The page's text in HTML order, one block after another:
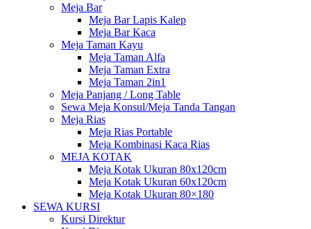
Meja Bar
Meja Bar Lapis Kalep
Meja Bar Kaca
Meja Taman Kayu
Meja Taman Alfa
Meja Taman Extra
Meja Taman 2in1
Meja Panjang / Long Table
Sewa Meja Konsul/Meja Tanda Tangan
Meja Rias
Meja Rias Portable
Meja Kombinasi Kaca Rias
MEJA KOTAK
Meja Kotak Ukuran 80x120cm
Meja Kotak Ukuran 60x120cm
Meja Kotak Ukuran 80×180
SEWA KURSI
Kursi Direktur